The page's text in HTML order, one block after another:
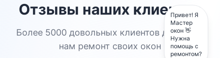
Отзывы наших клиентов
Более 5000 довольных клиентов доверили
нам ремонт своих окон
Привет! Я
Мастер
окон 👋
Нужна
помощь с
ремонтом?